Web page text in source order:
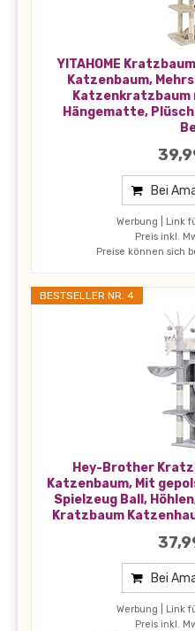
YITAHOME
Katzenbaum,
Katzenkratzbaum
Hängematte,
Bei
Werbung | Link
Preis inkl.
Preise können sich
BESTSELLER NR. 4
Hey-Brother
Katzenbaum, Mit
Spielzeug Ball,
Kratzbaum
Bei
Werbung | Link
Preis inkl.